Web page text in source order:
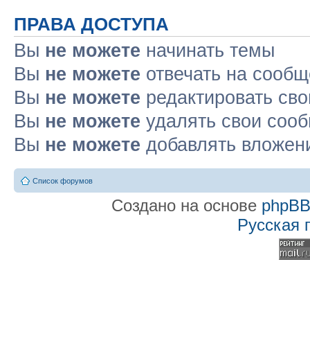
ПРАВА ДОСТУПА
Вы не можете начинать темы
Вы не можете отвечать на
Вы не можете редактировать
Вы не можете удалять свои
Вы не можете добавлять
Список форумов
Создано на основе phpBB
Русская